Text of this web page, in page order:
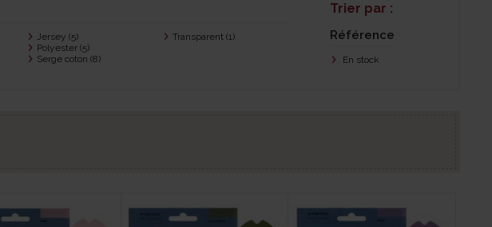
Trier par :
Référence
En stock
Jersey(5)
Polyester(5)
Serge coton(8)
Transparent(1)